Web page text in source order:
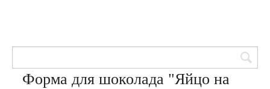
Форма для шоколада "Яйцо на